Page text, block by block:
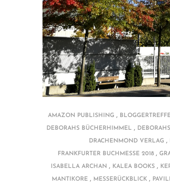
AMAZON PUBLISHING ,
DEBORAHS BÜCHERHIMMEL ,
DRACHENMOND VERLAG ,
FRANKFURTER BUCHMESSE 2018 ,
ISABELLA ARCHAN , KALEA BOOKS ,
MANTIKORE , MESSERÜCKBLICK,